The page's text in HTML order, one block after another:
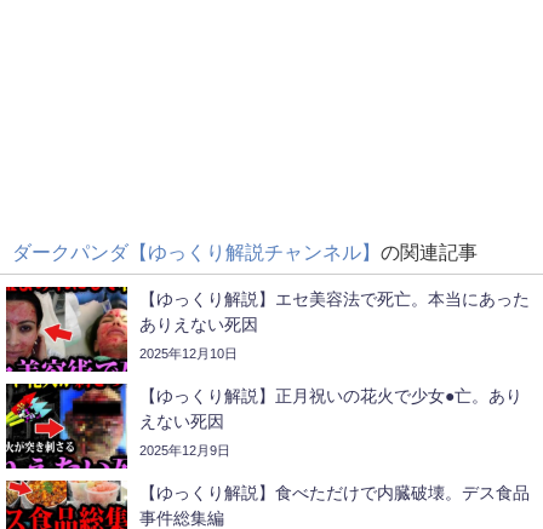
ダークパンダ【ゆっくり解説チャンネル】 の関連記事
【ゆっくり解説】エセ美容法で死亡。本当にあった
ありえない死因
2025年12月10日
【ゆっくり解説】正月祝いの花火で少女●亡。あり
えない死因
2025年12月9日
【ゆっくり解説】食べただけで内臓破壊。デス食品
事件総集編